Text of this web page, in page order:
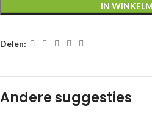
IN
Delen:
Andere suggesties